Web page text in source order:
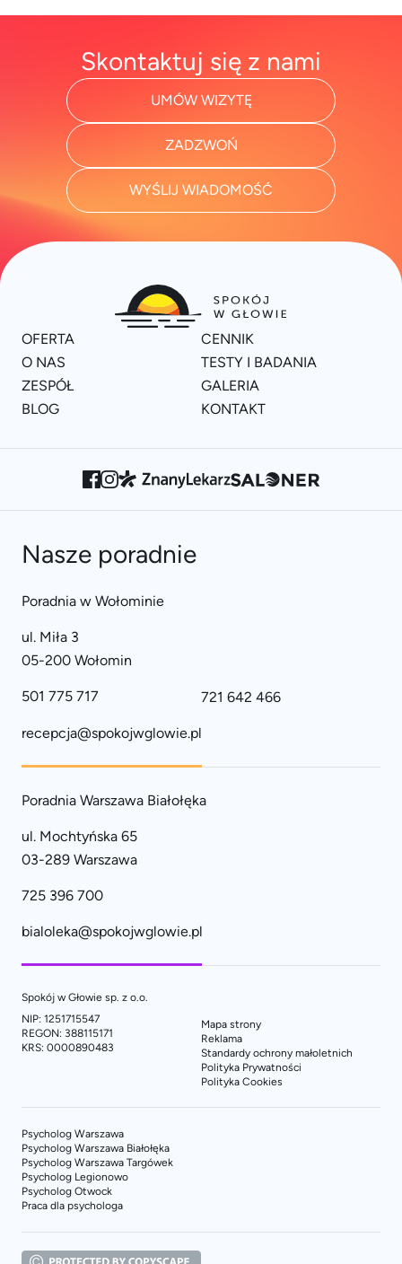
Skontaktuj się z nami
UMÓW WIZYTĘ
ZADZWOŃ
WYŚLIJ WIADOMOŚĆ
OFERTA
CENNIK
O NAS
TESTY I BADANIA
ZESPÓŁ
GALERIA
BLOG
KONTAKT
Nasze poradnie
Poradnia w Wołominie
ul. Miła 3
05-200 Wołomin
501 775 717 721 642 466
recepcja@spokojwglowie.pl
Poradnia Warszawa Białołęka
ul. Mochtyńska 65
03-289 Warszawa
725 396 700
bialoleka@spokojwglowie.pl
Spokój w Głowie sp. z o.o.
NIP: 1251715547
REGON: 388115171
KRS: 0000890483
Mapa strony
Reklama
Standardy ochrony małoletnich
Polityka Prywatności
Polityka Cookies
Psycholog Warszawa
Psycholog Warszawa Białołęka
Psycholog Warszawa Targówek
Psycholog Legionowo
Psycholog Otwock
Praca dla psychologa